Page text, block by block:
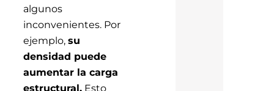
algunos
inconvenientes. Por
ejemplo, su
densidad puede
aumentar la carga
estructural.Esto